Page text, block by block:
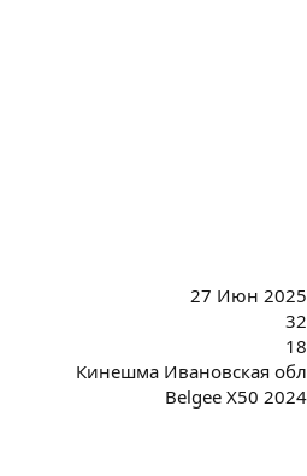
27 Июн 2025
32
18
Кинешма Ивановская обл
Belgee X50 2024